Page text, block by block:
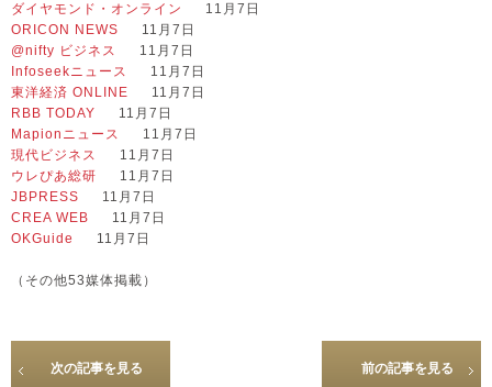
ダイヤモンド・オンライン
11月7日
ORICON NEWS
11月7日
@nifty ビジネス
11月7日
Infoseekニュース
11月7日
東洋経済 ONLINE
11月7日
RBB TODAY
11月7日
Mapionニュース
11月7日
現代ビジネス
11月7日
ウレぴあ総研
11月7日
JBPRESS
11月7日
CREA WEB
11月7日
OKGuide
11月7日
（その他53媒体掲載）
次の記事を見る 前の記事を見る